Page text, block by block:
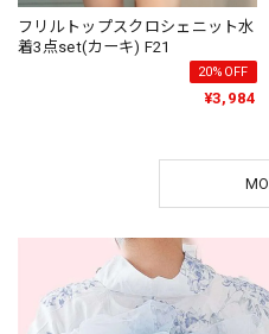
フリルトップスクロシェニット水
着3点set(カーキ) F21
20%OFF
¥3,984